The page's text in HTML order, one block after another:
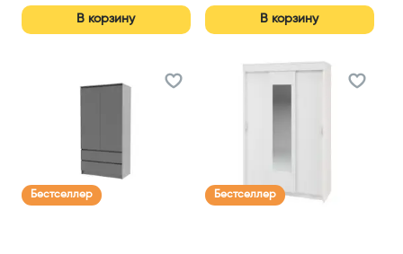
В корзину В корзину
Бестселлер Бестселлер